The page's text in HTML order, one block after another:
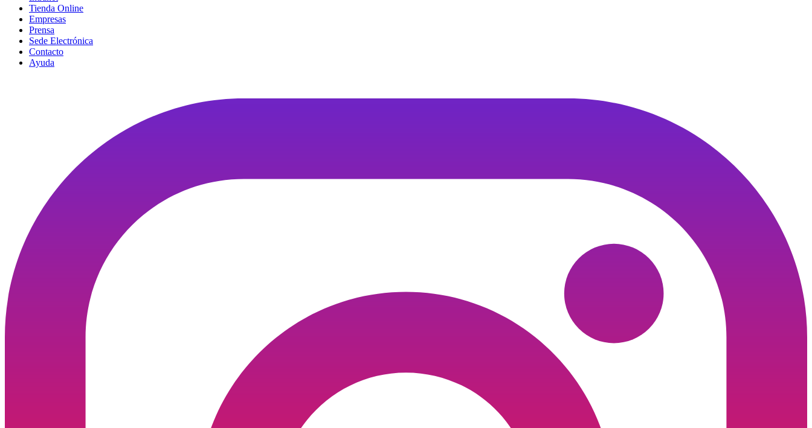
Tienda Online
Empresas
Prensa
Sede Electrónica
Contacto
Ayuda